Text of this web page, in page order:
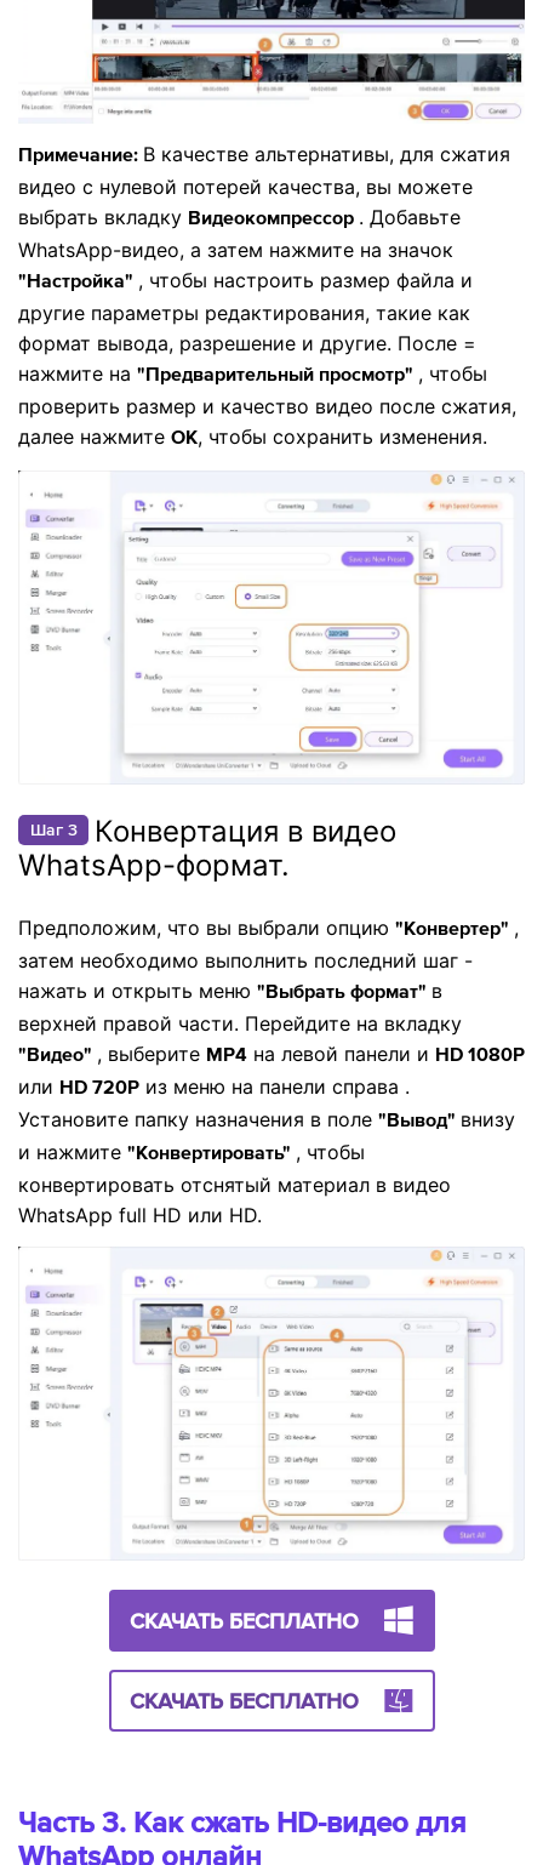
Примечание: В качестве альтернативы, для сжатия
видео с нулевой потерей качества, вы можете
выбрать вкладку Видеокомпрессор . Добавьте
WhatsApp-видео, а затем нажмите на значок
"Настройка" , чтобы настроить размер файла и
другие параметры редактирования, такие как
формат вывода, разрешение и другие. После =
нажмите на "Предварительный просмотр" , чтобы
проверить размер и качество видео после сжатия,
далее нажмите ОК, чтобы сохранить изменения.
Шаг 3
Конвертация в видео
WhatsApp-формат.
Предположим, что вы выбрали опцию "Конвертер" ,
затем необходимо выполнить последний шаг -
нажать и открыть меню "Выбрать формат" в
верхней правой части. Перейдите на вкладку
"Видео" , выберите MP4 на левой панели и HD 1080P
или HD 720P из меню на панели справа .
Установите папку назначения в поле "Вывод" внизу
и нажмите "Конвертировать" , чтобы
конвертировать отснятый материал в видео
WhatsApp full HD или HD.
СКАЧАТЬ БЕСПЛАТНО
СКАЧАТЬ БЕСПЛАТНО
Часть 3. Как сжать HD-видео для
WhatsApp онлайн